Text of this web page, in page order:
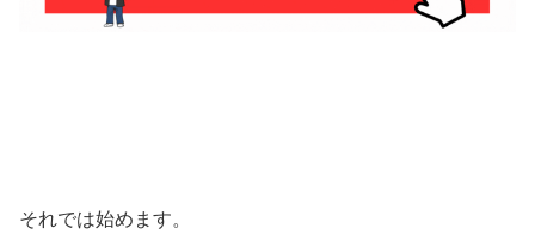
それでは始めます。